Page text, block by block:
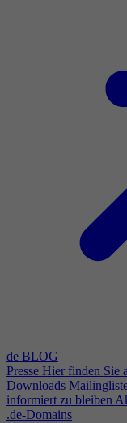
de BLOG
Presse Hier finden Sie
Downloads
informiert zu bleiben
.de-Domains